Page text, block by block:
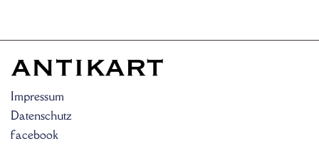
Impressum
Datenschutz
facebook